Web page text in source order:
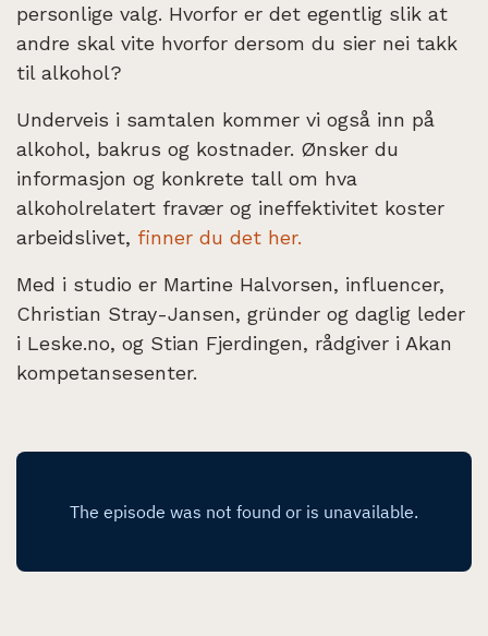
personlige valg. Hvorfor er det egentlig slik at
andre skal vite hvorfor dersom du sier nei takk
til alkohol?
Underveis i samtalen kommer vi også inn på
alkohol, bakrus og kostnader. Ønsker du
informasjon og konkrete tall om hva
alkoholrelatert fravær og ineffektivitet koster
arbeidslivet, finner du det her.
Med i studio er Martine Halvorsen, influencer,
Christian Stray-Jansen, gründer og daglig leder
i Leske.no, og Stian Fjerdingen, rådgiver i Akan
kompetansesenter.